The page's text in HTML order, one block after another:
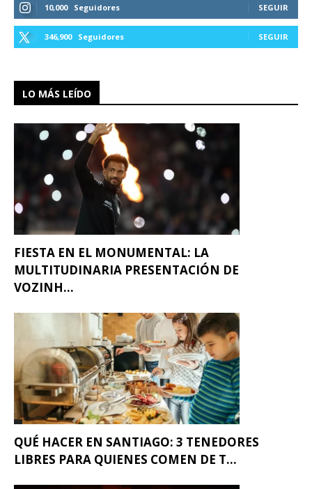
10,000 Seguidores SEGUIR
346,900 Seguidores SEGUIR
LO MÁS LEÍDO
FIESTA EN EL MONUMENTAL: LA
MULTITUDINARIA PRESENTACIÓN DE
VOZINH...
QUÉ HACER EN SANTIAGO: 3 TENEDORES
LIBRES PARA QUIENES COMEN DE T...